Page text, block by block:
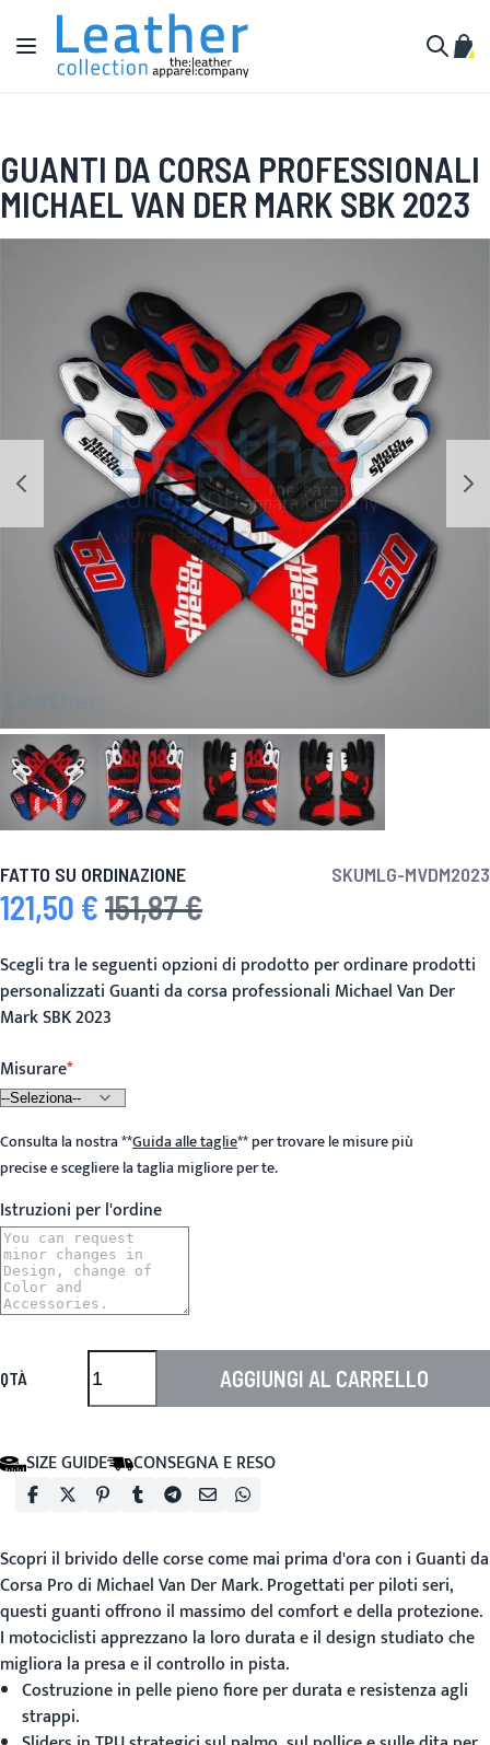
Salta al contenuto
Toggle Nav
GUANTI DA CORSA PROFESSIONALI
MICHAEL VAN DER MARK SBK 2023
FATTO SU ORDINAZIONE SKUMLG-MVDM2023
Prezzo speciale
121,50 € Prezzo predefinito
151,87 €
Scegli tra le seguenti opzioni di prodotto per ordinare prodotti
personalizzati Guanti da corsa professionali Michael Van Der
Mark SBK 2023
Misurare
Consulta la nostra**Guida alle taglie**per trovare le misure più
precise e scegliere la taglia migliore per te.
Istruzioni per l'ordine
QTÀ AGGIUNGI AL CARRELLO
SIZE GUIDE CONSEGNA E RESO
Scopri il brivido delle corse come mai prima d'ora con iGuanti da
Corsa Prodi Michael Van Der Mark. Progettati per piloti seri,
questi guanti offrono il massimo del comfort e della protezione.
I motociclisti apprezzano la loro durata e il design studiato che
migliora la presa e il controllo in pista.
Costruzione in pelle pieno fiore per durata e resistenza agli
strappi.